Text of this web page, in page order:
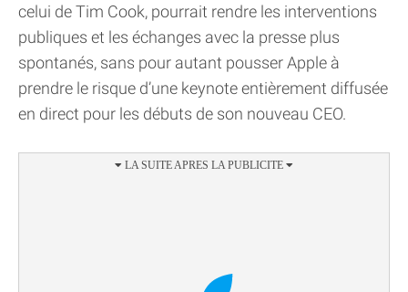
celui de Tim Cook, pourrait rendre les interventions
publiques et les échanges avec la presse plus
spontanés, sans pour autant pousser Apple à
prendre le risque d’une keynote entièrement diffusée
en direct pour les débuts de son nouveau CEO.